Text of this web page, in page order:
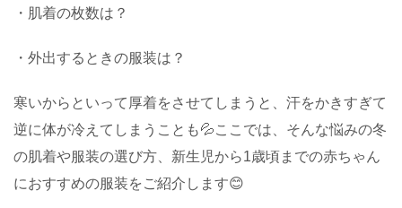
・肌着の枚数は？
・外出するときの服装は？
寒いからといって厚着をさせてしまうと、汗をかきすぎて
逆に体が冷えてしまうことも💦ここでは、そんな悩みの冬
の肌着や服装の選び方、新生児から1歳頃までの赤ちゃん
におすすめの服装をご紹介します😊